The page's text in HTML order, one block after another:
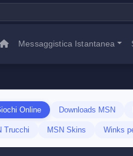
Messaggistica Istantanea
Online Downloads MSN
Trucchi MSN Skins Winks